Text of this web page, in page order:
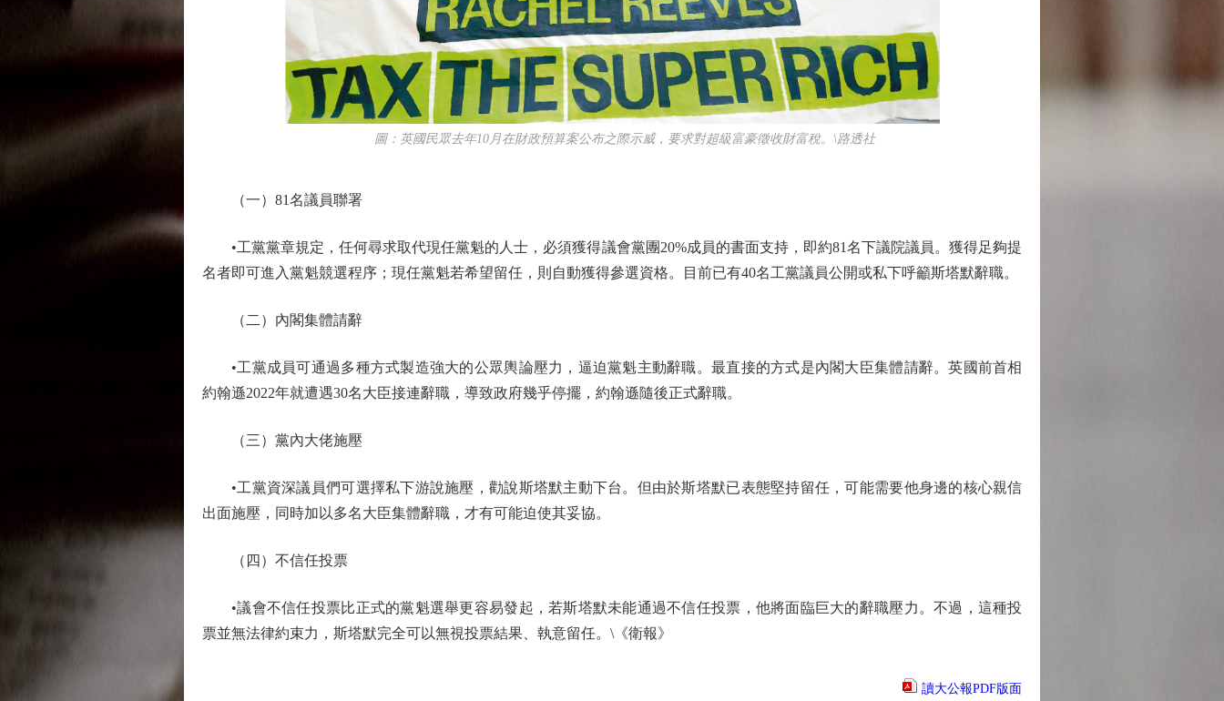
圖：英國民眾去年10月在財政預算案公布之際示威，要求對超級富豪徵收財富稅。\路透社
（一）81名議員聯署
•工黨黨章規定，任何尋求取代現任黨魁的人士，必須獲得議會黨團20%成員的書面支持，即約81名下議院議員。獲得足夠提
名者即可進入黨魁競選程序；現任黨魁若希望留任，則自動獲得參選資格。目前已有40名工黨議員公開或私下呼籲斯塔默辭職。
（二）內閣集體請辭
•工黨成員可通過多種方式製造強大的公眾輿論壓力，逼迫黨魁主動辭職。最直接的方式是內閣大臣集體請辭。英國前首相
約翰遜2022年就遭遇30名大臣接連辭職，導致政府幾乎停擺，約翰遜隨後正式辭職。
（三）黨內大佬施壓
•工黨資深議員們可選擇私下游說施壓，勸說斯塔默主動下台。但由於斯塔默已表態堅持留任，可能需要他身邊的核心親信
出面施壓，同時加以多名大臣集體辭職，才有可能迫使其妥協。
（四）不信任投票
•議會不信任投票比正式的黨魁選舉更容易發起，若斯塔默未能通過不信任投票，他將面臨巨大的辭職壓力。不過，這種投
票並無法律約束力，斯塔默完全可以無視投票結果、執意留任。\《衛報》
讀大公報PDF版面